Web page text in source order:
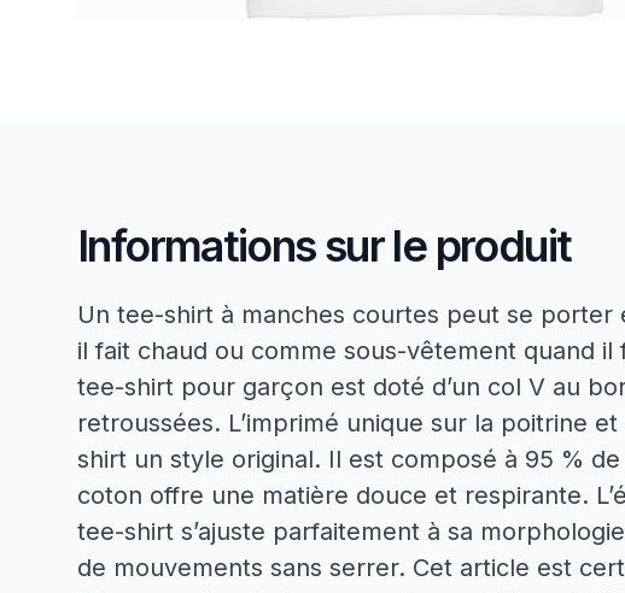
Informations sur le produit
Un tee-shirt à manches courtes peut se porter
il fait chaud ou comme sous-vêtement quand
tee-shirt pour garçon est doté d’un col V au
retroussées. L’imprimé unique sur la poitrine
shirt un style original. Il est composé à 95 %
coton offre une matière douce et respirante.
tee-shirt s’ajuste parfaitement à sa
de mouvements sans serrer. Cet article est